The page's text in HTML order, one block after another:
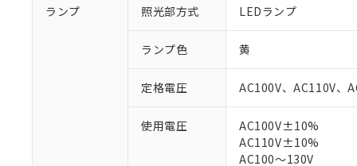
ランプ 照光部方式 LEDランプ
ランプ色 黄
定格電圧 AC100V、AC110V、
使用電圧
AC100V±10%
AC110V±10%
AC100～130V
ご利用条件
※1 対応状況
対応済み：EU
対応予定：EU
対応予定なし：
調査・確認中：
非該当品：ライセ
仕入先様の事情に
※1 中国